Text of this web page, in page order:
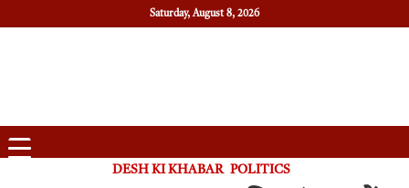
Saturday, August 8, 2026
DESH KI KHABAR POLITICS